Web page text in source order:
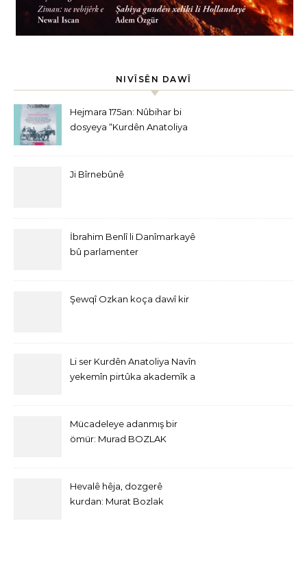
NIVÎSÊN DAWÎ
Hejmara 175an: Nûbihar bi
dosyeya “Kurdên Anatoliya
Ji Bîrnebûnê
İbrahim Benlî li Danîmarkayê
bû parlamenter
Şewqî Ozkan koça dawî kir
Li ser Kurdên Anatoliya Navîn
yekemîn pirtûka akademîk a
Mücadeleye adanmış bir
ömür: Murad BOZLAK
Hevalê hêja, dozgerê
kurdan: Murat Bozlak